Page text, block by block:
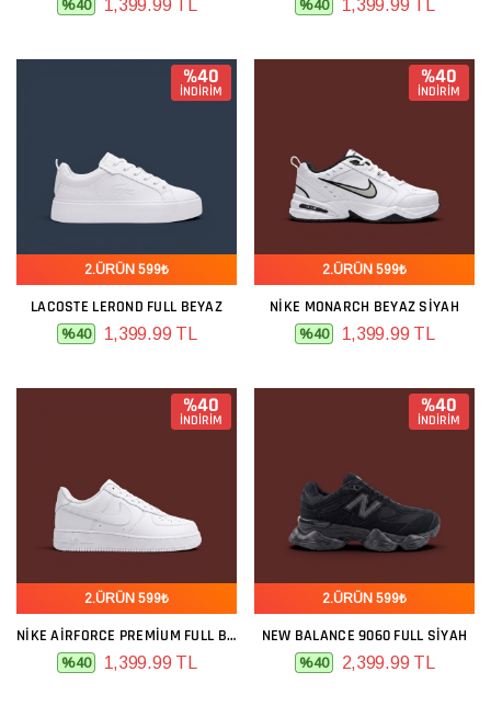
%40 1,399.99 TL %40 1,399.99 TL
%40
İNDİRİM
2.ÜRÜN 599₺
LACOSTE LEROND FULL BEYAZ
%40 1,399.99 TL
%40
İNDİRİM
2.ÜRÜN 599₺
NIKE MONARCH BEYAZ SIYAH
%40 1,399.99 TL
%40
İNDİRİM
2.ÜRÜN 599₺
NIKE AIRFORCE PREMIUM FULL BEYAZ
%40 1,399.99 TL
%40
İNDİRİM
2.ÜRÜN 599₺
NEW BALANCE 9060 FULL SIYAH
%40 2,399.99 TL